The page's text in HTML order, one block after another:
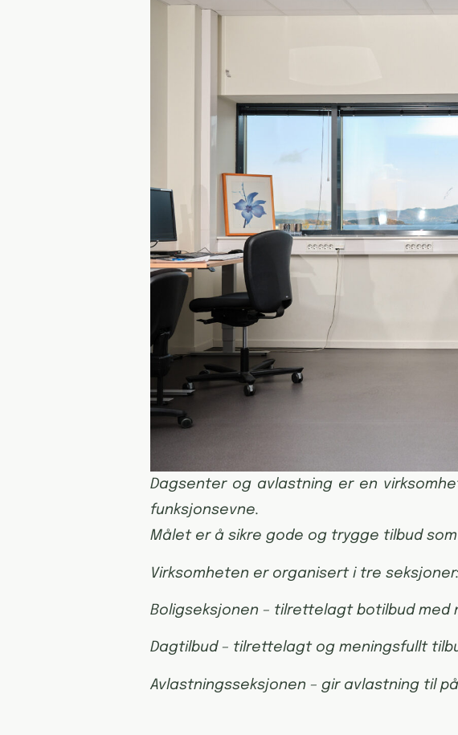
Dagsenter og avlastning er en
funksjonsevne.
Målet er å sikre gode og trygge tilbud
Virksomheten er organisert i tre seksjoner:
Boligseksjonen – tilrettelagt botilbud med
Dagtilbud – tilrettelagt og meningsfullt
Avlastningsseksjonen – gir avlastning til